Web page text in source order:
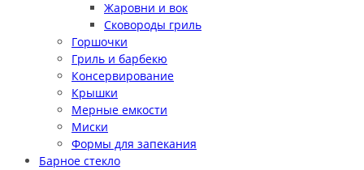
Жаровни и вок
Сковороды гриль
Горшочки
Гриль и барбекю
Консервирование
Крышки
Мерные емкости
Миски
Формы для запекания
Барное стекло